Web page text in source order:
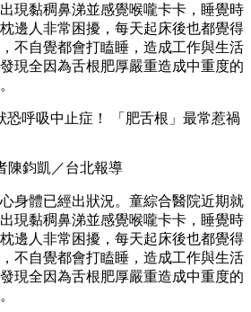
現黏稠鼻涕並感覺喉嚨卡卡，睡覺時
邊人非常困擾，每天起床後也都覺得
不自覺都會打瞌睡，造成工作與生活
現全因為舌根肥厚嚴重造成中重度的
陳鈞凱／台北報導
身體已經出狀況。童綜合醫院近期就
現黏稠鼻涕並感覺喉嚨卡卡，睡覺時
邊人非常困擾，每天起床後也都覺得
不自覺都會打瞌睡，造成工作與生活
現全因為舌根肥厚嚴重造成中重度的